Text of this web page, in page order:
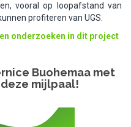
vooral op loopafstand van
profiteren van UGS.
onderzoeken in dit project​
Buohemaa met
mijlpaal!